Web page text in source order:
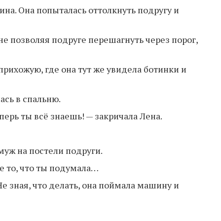
Она попыталась оттолкнуть подругу и
позволяя подруге перешагнуть через порог,
где она тут же увидела ботинки и
в спальню.
ты всё знаешь! — закричала Лена.
на постели подруги.
то, что ты подумала…
зная, что делать, она поймала машину и